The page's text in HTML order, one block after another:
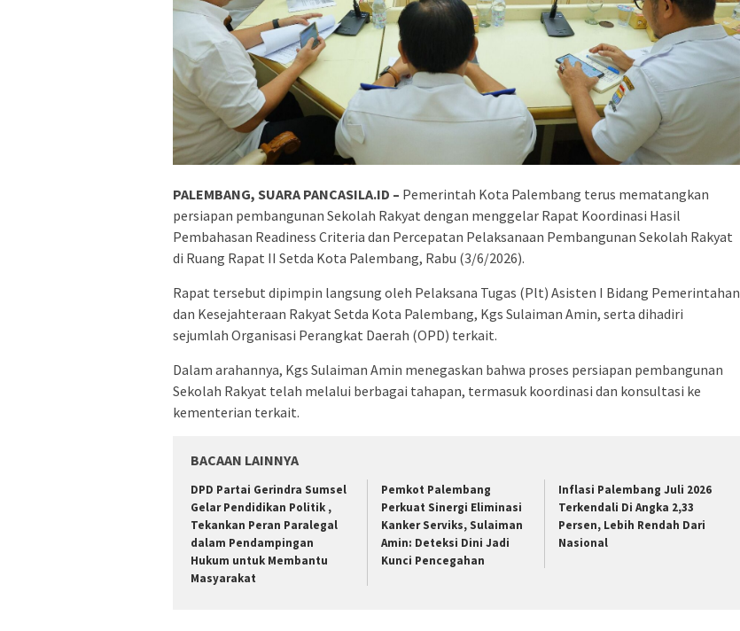
PALEMBANG, SUARA PANCASILA.ID – Pemerintah Kota Palembang terus mematangkan
persiapan pembangunan Sekolah Rakyat dengan menggelar Rapat Koordinasi Hasil
Pembahasan Readiness Criteria dan Percepatan Pelaksanaan Pembangunan Sekolah Rakyat
di Ruang Rapat II Setda Kota Palembang, Rabu (3/6/2026).
Rapat tersebut dipimpin langsung oleh Pelaksana Tugas (Plt) Asisten I Bidang Pemerintahan
dan Kesejahteraan Rakyat Setda Kota Palembang, Kgs Sulaiman Amin, serta dihadiri
sejumlah Organisasi Perangkat Daerah (OPD) terkait.
Dalam arahannya, Kgs Sulaiman Amin menegaskan bahwa proses persiapan pembangunan
Sekolah Rakyat telah melalui berbagai tahapan, termasuk koordinasi dan konsultasi ke
kementerian terkait.
BACAAN LAINNYA
DPD Partai Gerindra Sumsel
Gelar Pendidikan Politik ,
Tekankan Peran Paralegal
dalam Pendampingan
Hukum untuk Membantu
Masyarakat
Pemkot Palembang
Perkuat Sinergi Eliminasi
Kanker Serviks, Sulaiman
Amin: Deteksi Dini Jadi
Kunci Pencegahan
Inflasi Palembang Juli 2026
Terkendali Di Angka 2,33
Persen, Lebih Rendah Dari
Nasional